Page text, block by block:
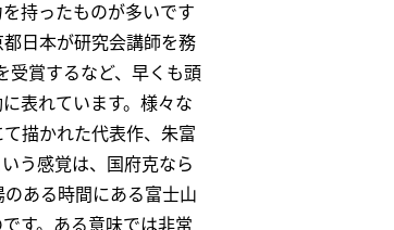
持ったものが多いです
日本が研究会講師を務
受賞するなど、早くも頭
表れています。様々な
描かれた代表作、朱富
う感覚は、国府克なら
ある時間にある富士山
す。ある意味では非常